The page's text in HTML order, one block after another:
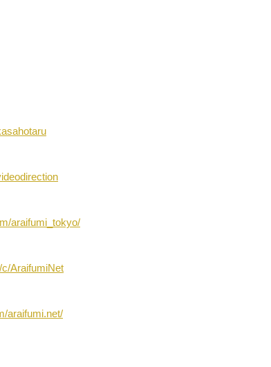
araifumi_tokyo/
AraifumiNet
araifumi.net/